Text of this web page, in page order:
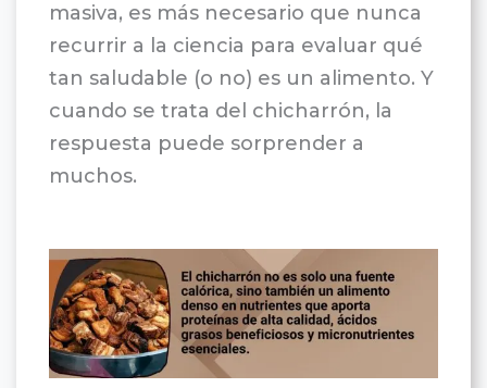
masiva, es más necesario que nunca
recurrir a la ciencia para evaluar qué
tan saludable (o no) es un alimento. Y
cuando se trata del chicharrón, la
respuesta puede sorprender a
muchos.